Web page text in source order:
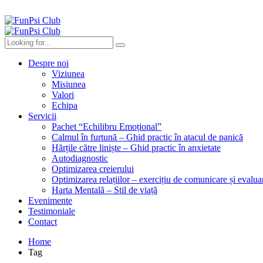
Despre noi
Viziunea
Misiunea
Valori
Echipa
Servicii
Pachet “Echilibru Emoțional”
Calmul în furtună – Ghid practic în atacul de panică
Hărțile către liniște – Ghid practic în anxietate
Autodiagnostic
Optimizarea creierului
Optimizarea relațiilor – exercițiu de comunicare și
Harta Mentală – Stil de viață
Evenimente
Testimoniale
Contact
Home
Tag